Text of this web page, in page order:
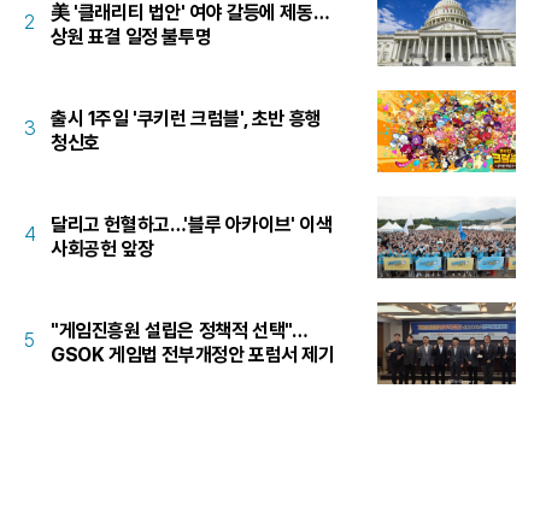
2
美 '클래리티 법안' 여야 갈등에 제동…
상원 표결 일정 불투명
3
출시 1주일 '쿠키런 크럼블', 초반 흥행
청신호
4
달리고 헌혈하고…'블루 아카이브' 이색
사회공헌 앞장
5
"게임진흥원 설립은 정책적 선택"…
GSOK 게임법 전부개정안 포럼서 제기